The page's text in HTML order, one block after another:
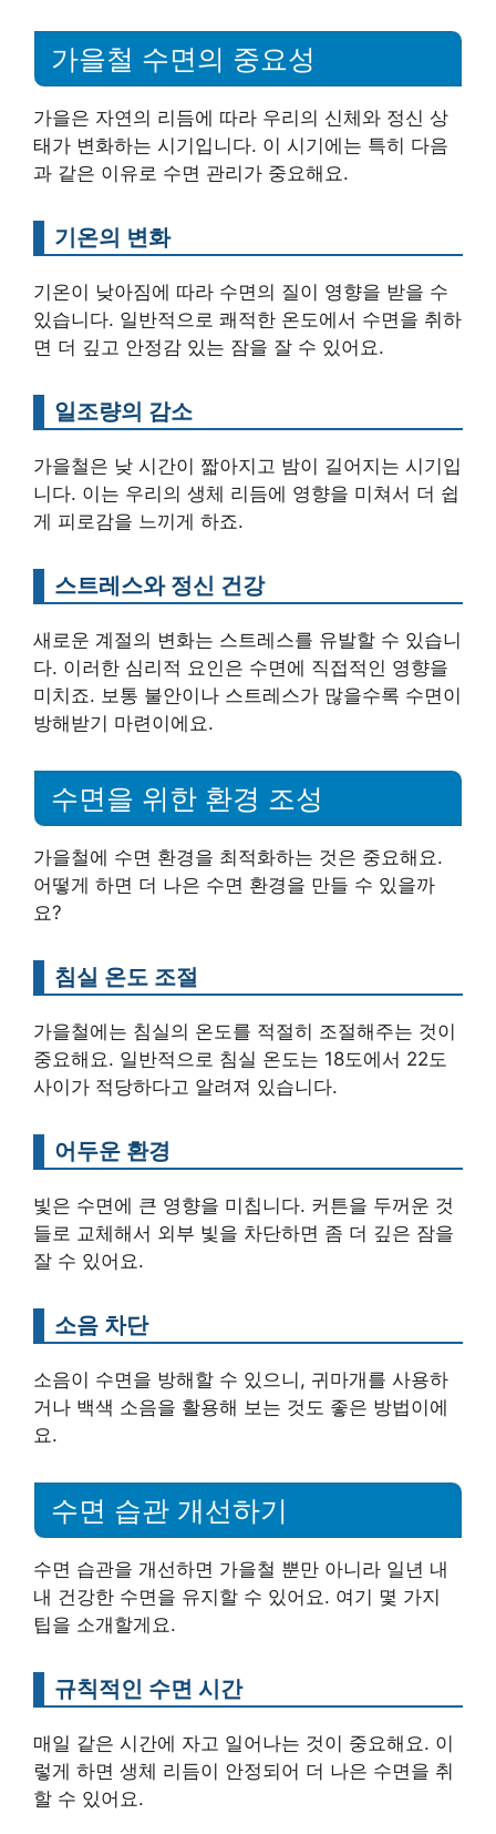
가을철 수면의 중요성
가을은 자연의 리듬에 따라 우리의 신체와 정신 상
태가 변화하는 시기입니다. 이 시기에는 특히 다음
과 같은 이유로 수면 관리가 중요해요.
기온의 변화
기온이 낮아짐에 따라 수면의 질이 영향을 받을 수
있습니다. 일반적으로 쾌적한 온도에서 수면을 취하
면 더 깊고 안정감 있는 잠을 잘 수 있어요.
일조량의 감소
가을철은 낮 시간이 짧아지고 밤이 길어지는 시기입
니다. 이는 우리의 생체 리듬에 영향을 미쳐서 더 쉽
게 피로감을 느끼게 하죠.
스트레스와 정신 건강
새로운 계절의 변화는 스트레스를 유발할 수 있습니
다. 이러한 심리적 요인은 수면에 직접적인 영향을
미치죠. 보통 불안이나 스트레스가 많을수록 수면이
방해받기 마련이에요.
수면을 위한 환경 조성
가을철에 수면 환경을 최적화하는 것은 중요해요.
어떻게 하면 더 나은 수면 환경을 만들 수 있을까
요?
침실 온도 조절
가을철에는 침실의 온도를 적절히 조절해주는 것이
중요해요. 일반적으로 침실 온도는 18도에서 22도
사이가 적당하다고 알려져 있습니다.
어두운 환경
빛은 수면에 큰 영향을 미칩니다. 커튼을 두꺼운 것
들로 교체해서 외부 빛을 차단하면 좀 더 깊은 잠을
잘 수 있어요.
소음 차단
소음이 수면을 방해할 수 있으니, 귀마개를 사용하
거나 백색 소음을 활용해 보는 것도 좋은 방법이에
요.
수면 습관 개선하기
수면 습관을 개선하면 가을철 뿐만 아니라 일년 내
내 건강한 수면을 유지할 수 있어요. 여기 몇 가지
팁을 소개할게요.
규칙적인 수면 시간
매일 같은 시간에 자고 일어나는 것이 중요해요. 이
렇게 하면 생체 리듬이 안정되어 더 나은 수면을 취
할 수 있어요.